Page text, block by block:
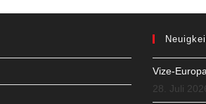
Vize-
28. Juli